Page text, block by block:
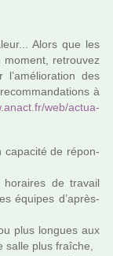
Alors que les
retrou­vez
des
à
web/actua­
capa­cité de répon­
de tra­vail
équipes d’après-
plus lon­gues aux
salle plus fraî­che,